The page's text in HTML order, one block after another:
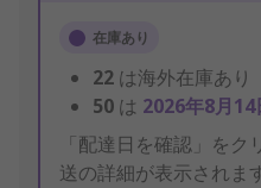
在庫あり
22 は海外在庫あり
50 は 2026年8月14
「配達日を確認」を
送の詳細が表示されます